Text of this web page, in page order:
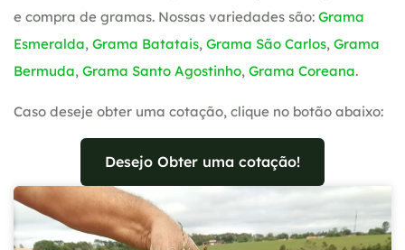
e compra de gramas. Nossas variedades são: Grama
Esmeralda, Grama Batatais, Grama São Carlos, Grama
Bermuda, Grama Santo Agostinho, Grama Coreana.
Caso deseje obter uma cotação, clique no botão abaixo:
Desejo Obter uma cotação!